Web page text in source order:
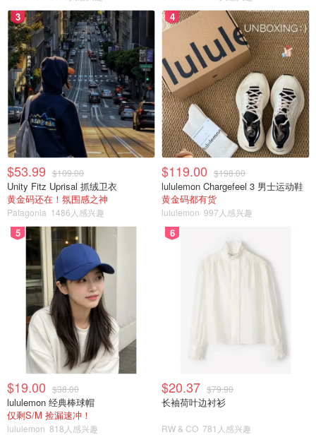
3
$53.99 $109.00
Unity Fitz Uprisal 抓绒卫衣
黄金码还在！氛围感之神
Patagonia 1486人感兴趣
4
$119.00 $198.00
lululemon Chargefeel 3 男士运动鞋
黄金码都有货
lululemon 997人感兴趣
5
$19.00 $38.00
lululemon 经典棒球帽
仅剩S/M 捡漏速冲！
lululemon 818人感兴趣
6
$20.37 $79.90
长袖荷叶边衬衫
RW & CO 781人感兴趣